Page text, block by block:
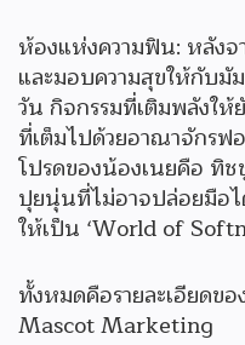
ห้องแห่งความฟิน: หลังจ
และมอบความสุขให้กับ
วัน กิจกรรมที่เติมพลังใ
ที่เต็มไปด้วยอาณาจักร
โปรดของน้องเนยคือ ทิ
ปุยนุ่นที่ไม่อาจปล่อยมือ
ให้เป็น ‘World of
ทั้งหมดคือรายละเอียดข
Mascot Marketing